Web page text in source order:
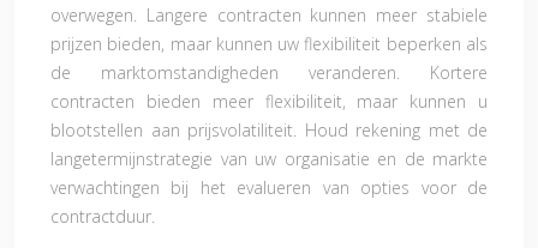
overwegen. Langere contracten kunnen meer stabiele
prijzen bieden, maar kunnen uw flexibiliteit beperken als
de marktomstandigheden veranderen. Kortere
contracten bieden meer flexibiliteit, maar kunnen u
blootstellen aan prijsvolatiliteit. Houd rekening met de
langetermijnstrategie van uw organisatie en de markte
verwachtingen bij het evalueren van opties voor de
contractduur.